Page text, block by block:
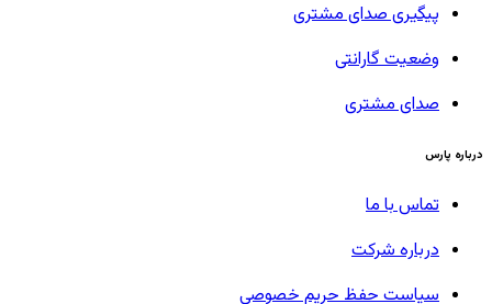
پیگیری صدای مشتری
وضعیت گارانتی
صدای مشتری
درباره پارس
تماس با ما
درباره شرکت
سیاست حفظ حریم خصوصی